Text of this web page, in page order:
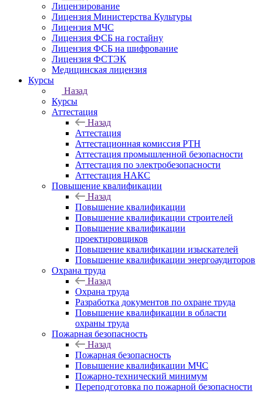
Лицензирование
Лицензия Министерства Культуры
Лицензия МЧС
Лицензия ФСБ на гостайну
Лицензия ФСБ на шифрование
Лицензия ФСТЭК
Медицинская лицензия
Курсы
Назад
Курсы
Аттестация
Назад
Аттестация
Аттестационная комиссия РТН
Аттестация промышленной безопасности
Аттестация по электробезопасности
Аттестация НАКС
Повышение квалификации
Назад
Повышение квалификации
Повышение квалификации строителей
Повышение квалификации
проектировщиков
Повышение квалификации изыскателей
Повышение квалификации энергоаудиторов
Охрана труда
Назад
Охрана труда
Разработка документов по охране труда
Повышение квалификации в области
охраны труда
Пожарная безопасность
Назад
Пожарная безопасность
Повышение квалификации МЧС
Пожарно-технический минимум
Переподготовка по пожарной безопасности